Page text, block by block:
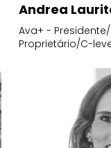
Andrea
Ava+ -
Proprietário/C-